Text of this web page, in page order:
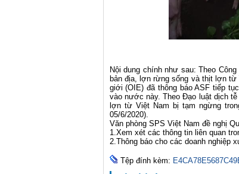
Nội dung chính như sau: Theo
bản địa, lợn rừng sống và thịt lợn từ
giới (OIE) đã thông báo ASF tiếp
vào nước này. Theo Đạo luật dịch
lợn từ Việt Nam bị tạm ngừng
05/6/2020).
Văn phòng SPS Việt Nam đề nghị
1.Xem xét các thông tin liên quan
2.Thông báo cho các doanh nghiệp
Tệp đính kèm: